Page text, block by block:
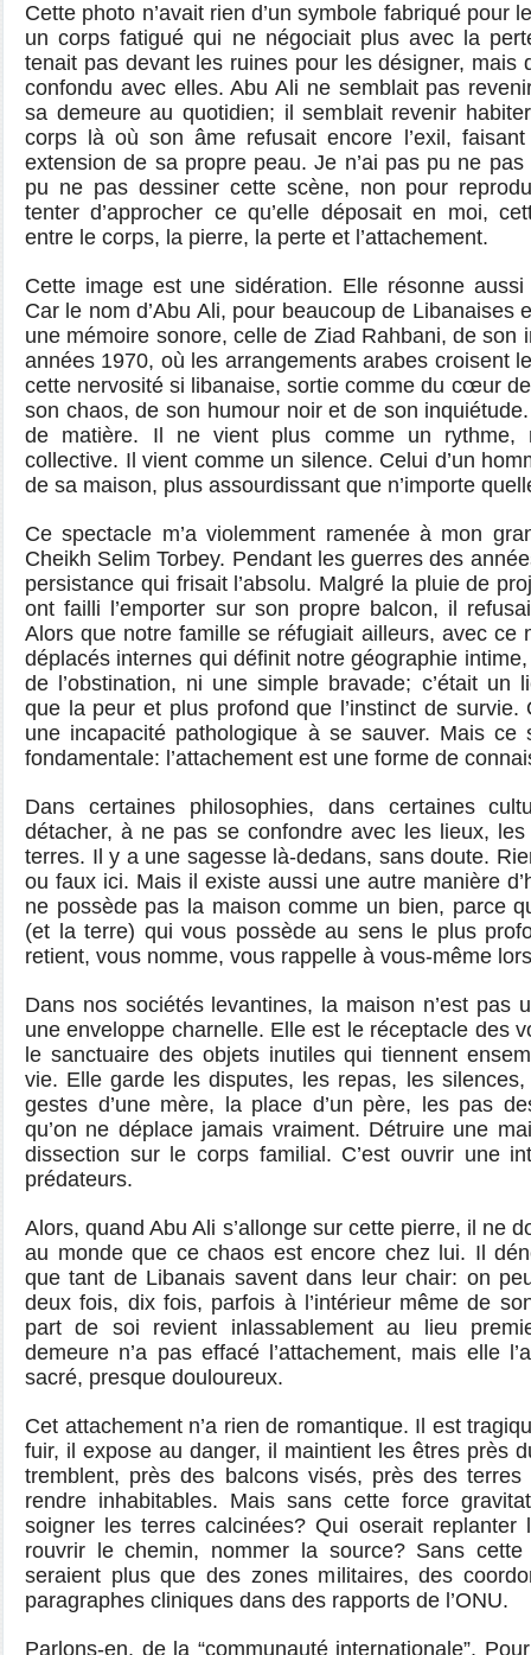
Cette photo n’avait rien d’un symbole fabriqué pour
un corps fatigué qui ne négociait plus avec la
tenait pas devant les ruines pour les désigner, mais
confondu avec elles. Abu Ali ne semblait pas
sa demeure au quotidien; il semblait revenir
corps là où son âme refusait encore l’exil,
extension de sa propre peau. Je n’ai pas pu ne pas
pu ne pas dessiner cette scène, non pour
tenter d’approcher ce qu’elle déposait en moi,
entre le corps, la pierre, la perte et l’attachement.
Cette image est une sidération. Elle résonne
Car le nom d’Abu Ali, pour beaucoup de Libanaises
une mémoire sonore, celle de Ziad Rahbani, de son
années 1970, où les arrangements arabes croisent
cette nervosité si libanaise, sortie comme du cœur
son chaos, de son humour noir et de son
de matière. Il ne vient plus comme un rythme,
collective. Il vient comme un silence. Celui d’un
de sa maison, plus assourdissant que n’importe
Ce spectacle m’a violemment ramenée à mon
Cheikh Selim Torbey. Pendant les guerres des
persistance qui frisait l’absolu. Malgré la pluie de
ont failli l’emporter sur son propre balcon, il
Alors que notre famille se réfugiait ailleurs, avec ce
déplacés internes qui définit notre géographie
de l’obstination, ni une simple bravade; c’était un
que la peur et plus profond que l’instinct de
une incapacité pathologique à se sauver. Mais ce
fondamentale: l’attachement est une forme de
Dans certaines philosophies, dans certaines
détacher, à ne pas se confondre avec les lieux,
terres. Il y a une sagesse là-dedans, sans doute.
ou faux ici. Mais il existe aussi une autre manière
ne possède pas la maison comme un bien, parce
(et la terre) qui vous possède au sens le plus
retient, vous nomme, vous rappelle à vous-même
Dans nos sociétés levantines, la maison n’est pas
une enveloppe charnelle. Elle est le réceptacle des
le sanctuaire des objets inutiles qui tiennent
vie. Elle garde les disputes, les repas, les
gestes d’une mère, la place d’un père, les pas
qu’on ne déplace jamais vraiment. Détruire une
dissection sur le corps familial. C’est ouvrir une
prédateurs.
Alors, quand Abu Ali s’allonge sur cette pierre, il ne
au monde que ce chaos est encore chez lui. Il
que tant de Libanais savent dans leur chair: on
deux fois, dix fois, parfois à l’intérieur même de
part de soi revient inlassablement au lieu
demeure n’a pas effacé l’attachement, mais elle
sacré, presque douloureux.
Cet attachement n’a rien de romantique. Il est
fuir, il expose au danger, il maintient les êtres près
tremblent, près des balcons visés, près des terres
rendre inhabitables. Mais sans cette force
soigner les terres calcinées? Qui oserait replanter
rouvrir le chemin, nommer la source? Sans
seraient plus que des zones militaires, des
paragraphes cliniques dans des rapports de l’ONU.
Parlons-en, de la “communauté internationale”.